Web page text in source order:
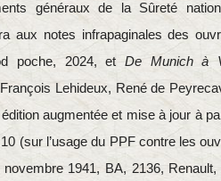
généraux de la Sûreté
aux notes infrapaginales des
poche, 2024, et
De Munich à
Lehideux, René de
augmentée et mise à jour à
(sur l’usage du PPF contre les
1941, BA, 2136,